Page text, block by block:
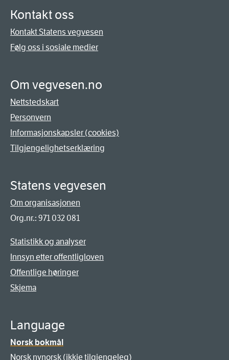
Kontakt oss
Kontakt Statens vegvesen
Følg oss i sosiale medier
Om vegvesen.no
Nettstedskart
Personvern
Informasjonskapsler (cookies)
Tilgjengelighetserklæring
Statens vegvesen
Om organisasjonen
Org.nr.: 971 032 081
Statistikk og analyser
Innsyn etter offentligloven
Offentlige høringer
Skjema
Language
Norsk bokmål
Norsk nynorsk (ikkje tilgjengeleg)